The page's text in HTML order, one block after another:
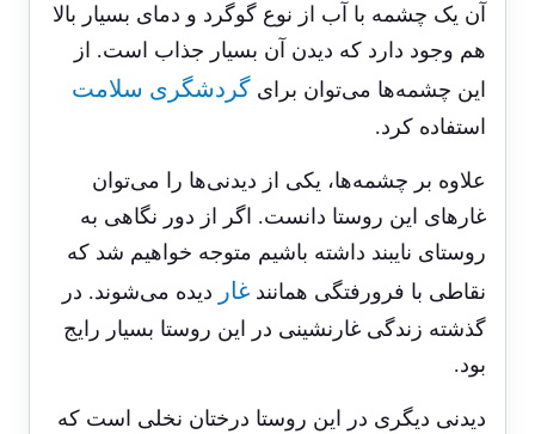
آن یک چشمه با آب از نوع گوگرد و دمای بسیار بالا
هم وجود دارد که دیدن آن بسیار جذاب است. از
این چشمه‌ها می‌توان برایگردشگری سلامت
استفاده کرد.
علاوه بر چشمه‌ها، یکی از دیدنی‌ها را می‌توان
غارهای این روستا دانست. اگر از دور نگاهی به
روستای نایبند داشته باشیم متوجه خواهیم شد که
نقاطی با فرورفتگی همانندغار دیده می‌شوند. در
گذشته زندگی غارنشینی در این روستا بسیار رایج
بود.
دیدنی دیگری در این روستا درختان نخلی است که